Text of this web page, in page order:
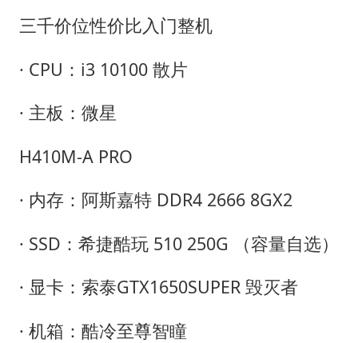
三千价位性价比入门整机
· CPU：i3 10100 散片
· 主板：微星
H410M-A PRO
· 内存：阿斯嘉特 DDR4 2666 8GX2
· SSD：希捷酷玩 510 250G （容量自选）
· 显卡：索泰GTX1650SUPER 毁灭者
· 机箱：酷冷至尊智瞳